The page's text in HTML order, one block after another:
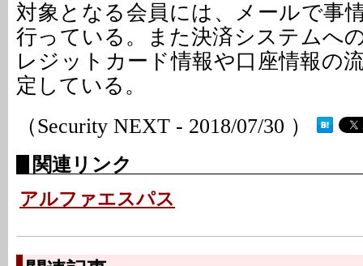
対象となる会員には、メールで事
行っている。また決済システムへ
レジットカード情報や口座情報の
定している。
（Security NEXT - 2018/07/30 ）
関連リンク
アルファエスパス